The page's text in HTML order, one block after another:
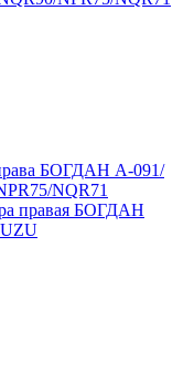
правая БОГДАН